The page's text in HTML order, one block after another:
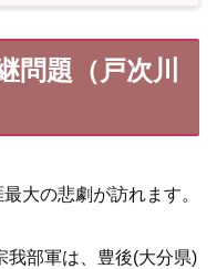
問題（戸次川
大の悲劇が訪れます。
我部軍は、豊後(大分県)